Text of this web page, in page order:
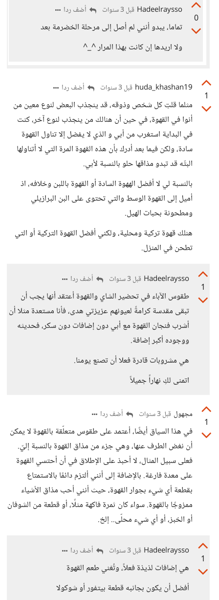
0
Hadeelraysso قبل 3 سنوات أضف ردا
تماما، يبدو أنني لم أصل إلى مرحلة الخضرمة بعد
ولا اريدها إن كانت بهذا المرار ^_^
1
huda_khashan19 قبل 3 سنوات أضف ردا
مثلما قلتِ كل شخص وذوقه، قد ينجذب البعض لنوع معين من
أنوا في القهوة، في حين أن هنالك من ينجذب لنوع آخر، كنت
في البداية استغرب من أبي و الذي لا يفضل إلا تناول القهوة
سادة، ولكن فيما بعد أدرك بأن هذه القهوة المرة التي لا أتناولها
البتّه قد تبدو مذاقها حلو بالنسبة لأبي.
بالنسبة لي لا أفضل الههوة السادة أو القهوة باللبن وخلافه، اذ
أميل إلى القهوة الوسط والتي تحتوى على البن البرازيلي
ومطحونة بحبات الهيل.
هنلك قهوة تركية ومحلية، ولكني أفضل القهوة التركية أو التي
تطحن في المنزل.
1
Hadeelraysso قبل 3 سنوات أضف ردا
طقوس الآباء في تحضير الشاي والقهوة أعتقد أنها يجب أن
تبقى مقدسة كرامةً لعيونهم عزيزتي هدى، فأنا مستعدة مثلا أن
أشرب فنجان القهوة مع أبي دون إضافات دون سكر، فحديثه
ووجوده أكبر إضافة.
هي مشروبات قادرة فعلا أن تصنع يومنا.
اتمنى لكِ نهاراً جميلاً
1
مجهول قبل 3 سنوات أضف ردا
في هذا السياق أيضًا، أعتمد على طقوس متعلّقة بالقهوة لا يمكن
أن نغض الطرف عنها، وهي جزء من مذاق القهوة بالنسبة إليّ.
فعلى سبيل المثال، لا أحبذ على الإطلاق في أن أحتسي القهوة
على معدة فارغة. بالإضافة إلى أنني ألتزم دائمًا بالاستمتاع
بقطعة أي شيء بجوار القهوة، حيث أنني أحب مذاق الأشياء
ممزوجًا بالقهوة. سواء كان ثمرة فاكهة مثلًا، أو قطعة من الشوفان
أو الخبز، أو أي شيء محلّى.. إلخ.
1
Hadeelraysso قبل 3 سنوات أضف ردا
هي إضافات لذيذة فعلاً، وتُغني طعم القهوة
أفضل أن يكون بجانبه قطعة بيتفور أو شوكولا